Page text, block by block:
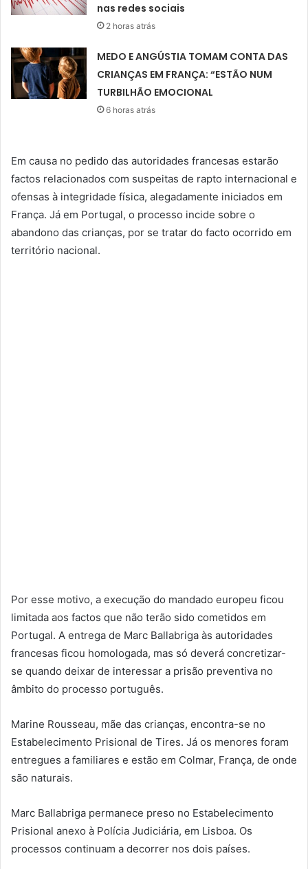
nas redes sociais
2 horas atrás
MEDO E ANGÚSTIA TOMAM CONTA DAS
CRIANÇAS EM FRANÇA: “ESTÃO NUM
TURBILHÃO EMOCIONAL
6 horas atrás
Em causa no pedido das autoridades francesas estarão
factos relacionados com suspeitas de rapto internacional e
ofensas à integridade física, alegadamente iniciados em
França. Já em Portugal, o processo incide sobre o
abandono das crianças, por se tratar do facto ocorrido em
território nacional.
Por esse motivo, a execução do mandado europeu ficou
limitada aos factos que não terão sido cometidos em
Portugal. A entrega de Marc Ballabriga às autoridades
francesas ficou homologada, mas só deverá concretizar-
se quando deixar de interessar a prisão preventiva no
âmbito do processo português.
Marine Rousseau, mãe das crianças, encontra-se no
Estabelecimento Prisional de Tires. Já os menores foram
entregues a familiares e estão em Colmar, França, de onde
são naturais.
Marc Ballabriga permanece preso no Estabelecimento
Prisional anexo à Polícia Judiciária, em Lisboa. Os
processos continuam a decorrer nos dois países.